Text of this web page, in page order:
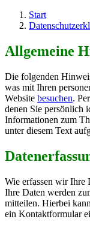
Start
Allgemeine
Die folgenden
was mit Ihren
Website besuchen.
denen Sie persönlich
Informationen zum
unter diesem Text
Wie erfassen wir Ihre
Ihre Daten werden
mitteilen. Hierbei
ein Kontaktformular